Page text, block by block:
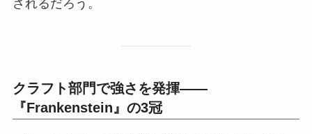
されるだろう。
クラフト部門で強さを発揮——
『Frankenstein』の3冠